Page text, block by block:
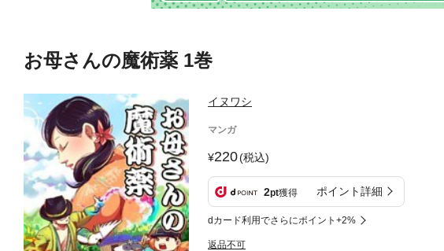
お母さんの魔術薬 1巻
イヌワシ
マンガ
220(税込)
2pt獲得 ポイント詳細
dカード利用でさらにポイント+2%
返品不可